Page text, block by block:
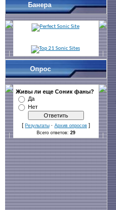
Банера
Опрос
Живы ли еще Cоник фаны?
Да
Нет
[ Результаты · Архив опросов ]
Всего ответов: 29